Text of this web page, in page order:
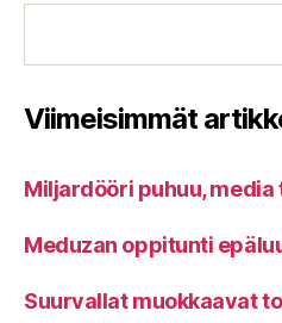
Viimeisimmät
Miljardööri puhuu, media
Meduzan oppitunti
Suurvallat muokkaavat